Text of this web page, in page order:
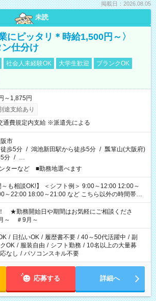
掲載日：2026.08.05
未読
にピッタリ＊時給1,500円～〉
仕分け
社会人未経験OK 大学生歓迎
ブランクOK
～1,875円
途支給あり
通費規定内支給 ※派遣先による
市
歩5分 / 鴻池新田駅から徒歩5分 / 瓢箪山(大阪府)
分 / …
ターなど ■勤務地選べます
＜シフト例＞ 9:00～12:00 12:00～
18:00～21:00 など こちら以外の時間帯も
談ください！
★勤務開始日や期間はお気軽にご相談くださ
～ ＃9月～
/ 日払いOK / 履歴書不要 / 40～50代活躍中 / 副
OK / 服装自由 / シフト勤務 / 10名以上の大量募
なし / パソコンスキル不要
応募する 詳細へ